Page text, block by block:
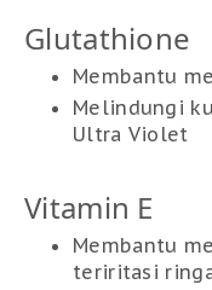
Glutathione
Membantu
Melindungi
Ultra Violet
Vitamin E
Membantu
teriritasi